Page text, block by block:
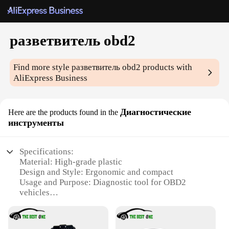
разветвитель obd2
Find more styleразветвитель obd2 products with
AliExpress Business
Here are the products found in the Диагностические
инструменты
Specifications:
Material: High-grade plastic
Design and Style: Ergonomic and compact
Usage and Purpose: Diagnostic tool for OBD2
vehicles
and troubleshooting
Shape or Size: Compact and lightweight for easy